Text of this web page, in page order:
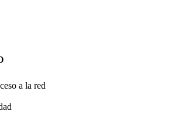
a la red